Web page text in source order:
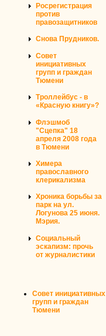
Росрегистрация
против
правозащитников
Снова Прудников.
Совет
инициативных
групп и граждан
Тюмени
Троллейбус - в
«Красную книгу»?
Флэшмоб
"Сцепка" 18
апреля 2008 года
в Тюмени
Химера
православного
клерикализма
Хроника борьбы за
парк на ул.
Логунова 25 июня.
Мэрия.
Социальный
эскапизм: прочь
от журналистики
Совет инициативных
групп и граждан
Тюмени